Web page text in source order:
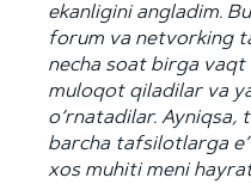
ekanligini angladim.
forum va netvorking
necha soat birga vaqt
muloqot qiladilar va
o‘rnatadilar. Ayniqsa,
barcha tafsilotlarga
xos muhiti meni